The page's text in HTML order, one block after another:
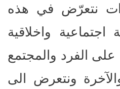
نتعرّض في هذه
واخلاقية
على الفرد والمجتمع
ونتعرض الى